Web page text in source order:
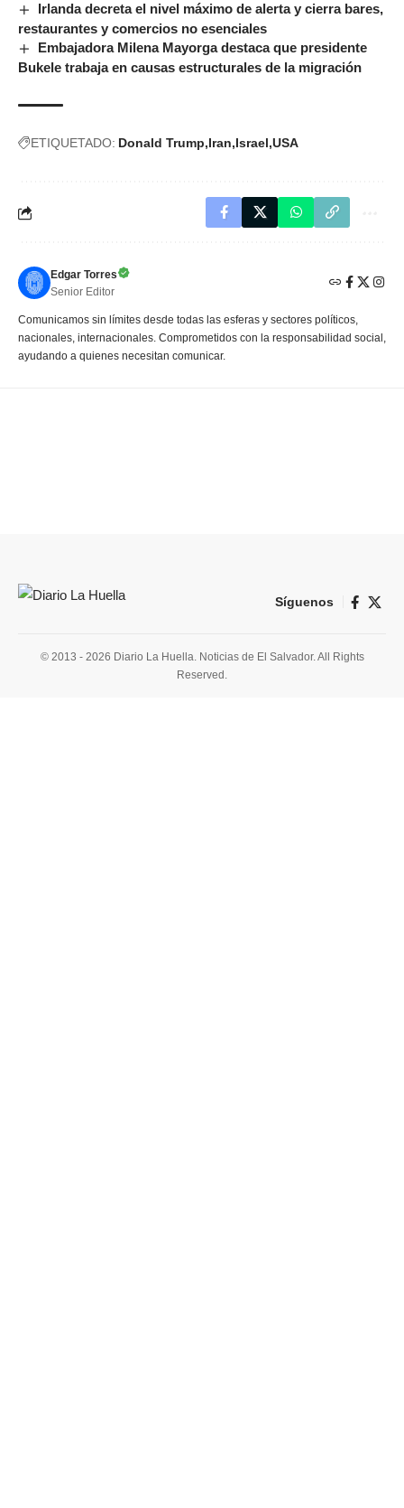
Irlanda decreta el nivel máximo de alerta y cierra bares,
restaurantes y comercios no esenciales
Embajadora Milena Mayorga destaca que presidente
Bukele trabaja en causas estructurales de la migración
ETIQUETADO: Donald Trump Iran Israel USA
Edgar Torres
Senior Editor
Comunicamos sin límites desde todas las esferas y sectores políticos,
nacionales, internacionales. Comprometidos con la responsabilidad social,
ayudando a quienes necesitan comunicar.
Síguenos
© 2013 - 2026 Diario La Huella. Noticias de El Salvador. All Rights
Reserved.